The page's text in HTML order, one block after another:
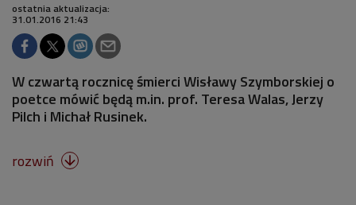
ostatnia aktualizacja:
31.01.2016 21:43
W czwartą rocznicę śmierci Wisławy Szymborskiej o
poetce mówić będą m.in. prof. Teresa Walas, Jerzy
Pilch i Michał Rusinek.
rozwiń 